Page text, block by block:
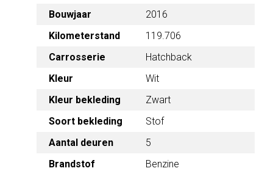
Bouwjaar
2016
Kilometerstand
119.706
Carrosserie
Hatchback
Kleur
Wit
Kleur bekleding
Zwart
Soort bekleding
Stof
Aantal deuren
5
Brandstof
Benzine